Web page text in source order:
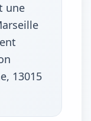
une
13015